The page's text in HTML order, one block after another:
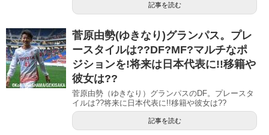
記事を読む
菅原由勢(ゆきなり)グランパス。プレ
ースタイルは??DF?MF?マルチなポ
ジションを!将来は日本代表に!!移籍や
彼女は??
菅原由勢（ゆきなり）グランパスのDF。プレースタ
イルは??将来に日本代表に!!移籍や彼女は??
記事を読む